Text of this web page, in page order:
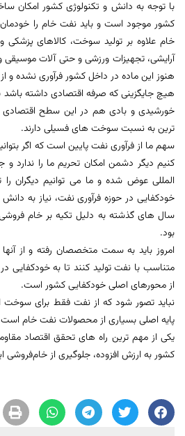
با توجه به دانش و تکنولوژی کشور امکان
کشور موجود است و باید نفت خام را
خام علاوه بر تولید سوخت، کالاهای پزشکی
آرایشی، تجهیزات ورزشی و حتی آلات
هنوز این ماده در داخل کشور فرآوری نشده و
هیچ جایگزینی که صرفه اقتصادی داشته باشد
خورشیدی و بادی هم در این سطح اقتصادی
ترین به نسبت سوخت های فسیلی دارند.
سهم ما از فرآوری نفت پایین است که اگر
کنیم دیگر دشمن امکان تحریم ما را ندارد و
المللی عوض شده و ما می توانیم دیگران
خودکفایی در حوزه فرآوری نفت، نیاز به
سال های گذشته به دلیل تکیه بر خام
بود.
متناسب با نفت تولید کنند تا به خودکفایی
از محورهای اصلی خودکفایی کشور است.
نباید تصور شود که از نفت فقط برای سوخت
پایه اصلی بسیاری از محصولات نفت خام
یکی از مهم ترین راه های تحقق اقتصاد
کشور به ارزش ‌افزوده، جلوگیری از